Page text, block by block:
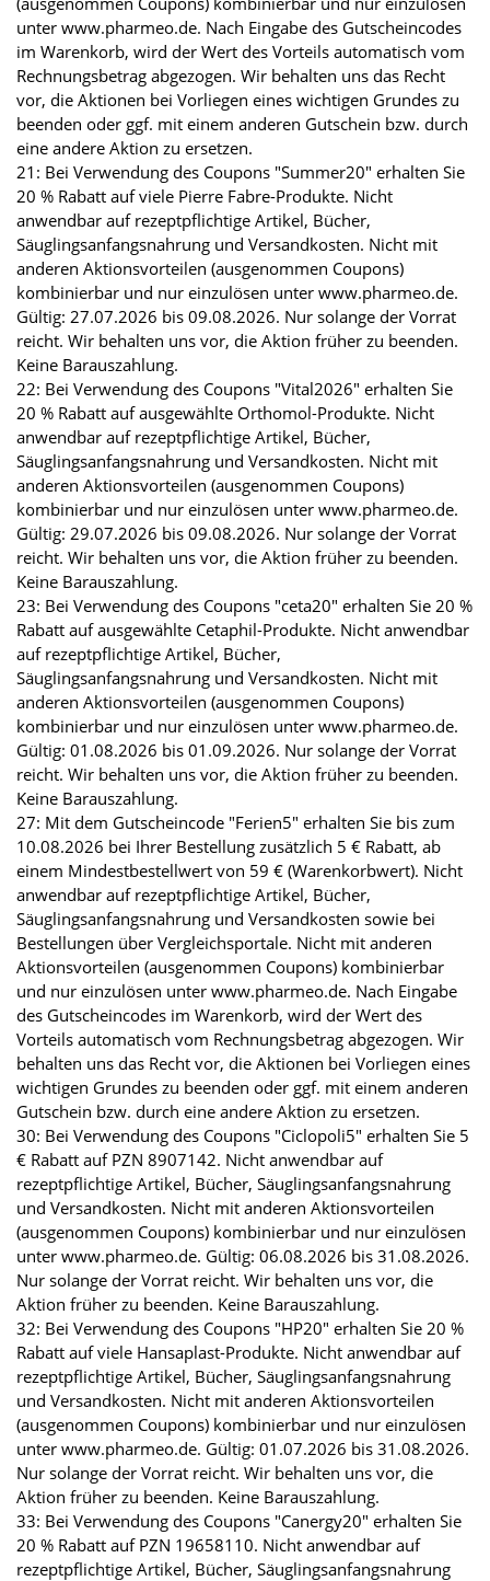
unter www.pharmeo.de. Nach Eingabe des Gutscheincodes
im Warenkorb, wird der Wert des Vorteils automatisch vom
Rechnungsbetrag abgezogen. Wir behalten uns das Recht
vor, die Aktionen bei Vorliegen eines wichtigen Grundes zu
beenden oder ggf. mit einem anderen Gutschein bzw. durch
eine andere Aktion zu ersetzen.
21: Bei Verwendung des Coupons "Summer20" erhalten Sie
20 % Rabatt auf viele Pierre Fabre-Produkte. Nicht
anwendbar auf rezeptpflichtige Artikel, Bücher,
Säuglingsanfangsnahrung und Versandkosten. Nicht mit
anderen Aktionsvorteilen (ausgenommen Coupons)
kombinierbar und nur einzulösen unter www.pharmeo.de.
Gültig: 27.07.2026 bis 09.08.2026. Nur solange der Vorrat
reicht. Wir behalten uns vor, die Aktion früher zu beenden.
Keine Barauszahlung.
22: Bei Verwendung des Coupons "Vital2026" erhalten Sie
20 % Rabatt auf ausgewählte Orthomol-Produkte. Nicht
anwendbar auf rezeptpflichtige Artikel, Bücher,
Säuglingsanfangsnahrung und Versandkosten. Nicht mit
anderen Aktionsvorteilen (ausgenommen Coupons)
kombinierbar und nur einzulösen unter www.pharmeo.de.
Gültig: 29.07.2026 bis 09.08.2026. Nur solange der Vorrat
reicht. Wir behalten uns vor, die Aktion früher zu beenden.
Keine Barauszahlung.
23: Bei Verwendung des Coupons "ceta20" erhalten Sie 20 %
Rabatt auf ausgewählte Cetaphil-Produkte. Nicht anwendbar
auf rezeptpflichtige Artikel, Bücher,
Säuglingsanfangsnahrung und Versandkosten. Nicht mit
anderen Aktionsvorteilen (ausgenommen Coupons)
kombinierbar und nur einzulösen unter www.pharmeo.de.
Gültig: 01.08.2026 bis 01.09.2026. Nur solange der Vorrat
reicht. Wir behalten uns vor, die Aktion früher zu beenden.
Keine Barauszahlung.
27: Mit dem Gutscheincode "Ferien5" erhalten Sie bis zum
10.08.2026 bei Ihrer Bestellung zusätzlich 5 € Rabatt, ab
einem Mindestbestellwert von 59 € (Warenkorbwert). Nicht
anwendbar auf rezeptpflichtige Artikel, Bücher,
Säuglingsanfangsnahrung und Versandkosten sowie bei
Bestellungen über Vergleichsportale. Nicht mit anderen
Aktionsvorteilen (ausgenommen Coupons) kombinierbar
und nur einzulösen unter www.pharmeo.de. Nach Eingabe
des Gutscheincodes im Warenkorb, wird der Wert des
Vorteils automatisch vom Rechnungsbetrag abgezogen. Wir
behalten uns das Recht vor, die Aktionen bei Vorliegen eines
wichtigen Grundes zu beenden oder ggf. mit einem anderen
Gutschein bzw. durch eine andere Aktion zu ersetzen.
30: Bei Verwendung des Coupons "Ciclopoli5" erhalten Sie 5
€ Rabatt auf PZN 8907142. Nicht anwendbar auf
rezeptpflichtige Artikel, Bücher, Säuglingsanfangsnahrung
und Versandkosten. Nicht mit anderen Aktionsvorteilen
(ausgenommen Coupons) kombinierbar und nur einzulösen
unter www.pharmeo.de. Gültig: 06.08.2026 bis 31.08.2026.
Nur solange der Vorrat reicht. Wir behalten uns vor, die
Aktion früher zu beenden. Keine Barauszahlung.
32: Bei Verwendung des Coupons "HP20" erhalten Sie 20 %
Rabatt auf viele Hansaplast-Produkte. Nicht anwendbar auf
rezeptpflichtige Artikel, Bücher, Säuglingsanfangsnahrung
und Versandkosten. Nicht mit anderen Aktionsvorteilen
(ausgenommen Coupons) kombinierbar und nur einzulösen
unter www.pharmeo.de. Gültig: 01.07.2026 bis 31.08.2026.
Nur solange der Vorrat reicht. Wir behalten uns vor, die
Aktion früher zu beenden. Keine Barauszahlung.
33: Bei Verwendung des Coupons "Canergy20" erhalten Sie
20 % Rabatt auf PZN 19658110. Nicht anwendbar auf
rezeptpflichtige Artikel, Bücher, Säuglingsanfangsnahrung